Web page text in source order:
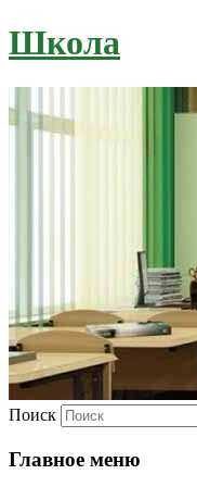
Школа
Поиск
Главное меню